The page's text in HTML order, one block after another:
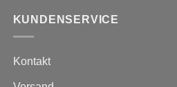
KUNDENSERVICE
Kontakt